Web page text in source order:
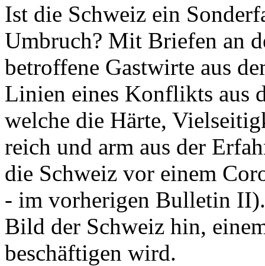
Ist die Schweiz ein
Umbruch? Mit Briefen an
betroffene Gastwirte aus
Linien eines Konflikts aus
welche die Härte,
reich und arm aus der
die Schweiz vor einem
- im vorherigen Bulletin
Bild der Schweiz hin,
beschäftigen wird.